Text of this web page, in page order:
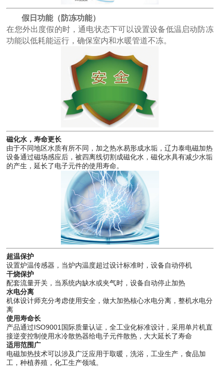
假日功能（防冻功能）
在您外出度假的时，通电状态下可以设置设备低温启动防冻
功能以低耗能运行，确保室内和水暖管道不冻。
磁化水，寿命更长
由于不同地区水质有所不同，加之热水易形成水垢，辽力泰电磁加热
设备通过磁场感应后，被四离线切割成磁化水，磁化水具有减少水垢
的产生，延长了电子元件的使用寿命。
超温保护
设置炉温传感器，当炉内温度超过设计标准时，设备自动停机
干烧保护
配套流量开关，当系统内缺水或夹气时，设备自动停止加热
水电分离
机体设计师充分考虑使用安全，做大加热核心水电分离，整机水电分
离
使用寿命长
产品通过ISO9001国际质量认证，全工业化标准设计，采用单片机直
接逆变控制使用水冷散热器给电子元件散热，大大延长了寿命
适用范围广
电磁加热技术可以涉及广泛应用于取暖，洗浴，工业生产，食品加
工，种植养殖，化工生产领域。